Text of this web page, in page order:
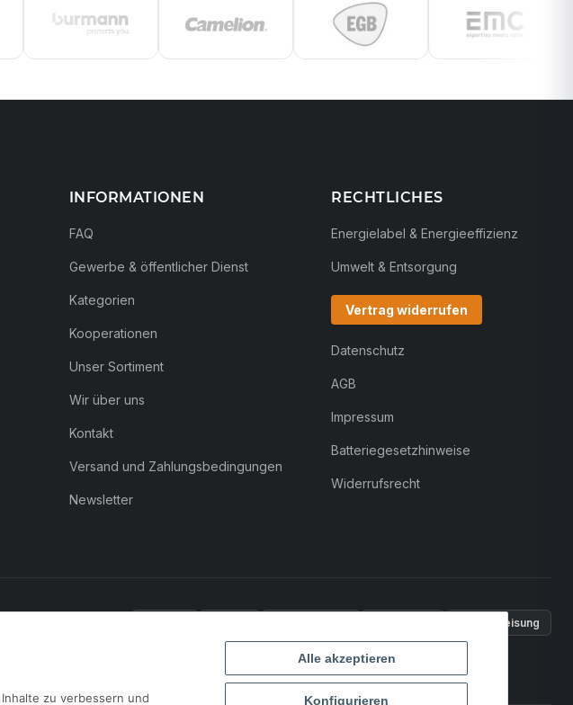
Alle akzeptieren
Konfigurieren
zu verbessern und
INFORMATIONEN
FAQ
Gewerbe & öffentlicher Dienst
Kategorien
Kooperationen
Unser Sortiment
Wir über uns
Kontakt
Versand und Zahlungsbedingungen
Newsletter
RECHTLICHES
Energielabel & Energieeffizienz
Umwelt & Entsorgung
Vertrag widerrufen
Datenschutz
AGB
Impressum
Batteriegesetzhinweise
Widerrufsrecht
Überweisung